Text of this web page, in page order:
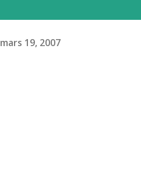
mars 19, 2007